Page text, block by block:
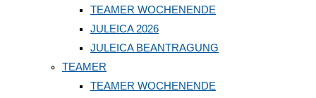
TEAMER WOCHENENDE
JULEICA 2026
JULEICA BEANTRAGUNG
TEAMER
TEAMER WOCHENENDE